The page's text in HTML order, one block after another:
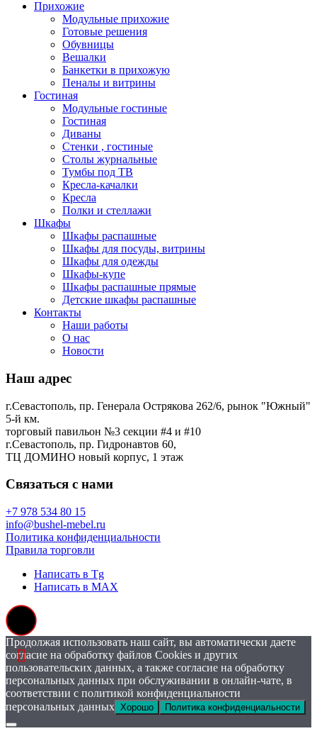
Прихожие
Модульные прихожие
Готовые решения
Обувницы
Вешалки
Банкетки в прихожую
Пеналы и витрины
Гостиная
Модульные гостиные
Гостиная
Диваны
Стенки , гостиные
Столы журнальные
Тумбы под ТВ
Кресла-качалки
Кресла
Полки и стеллажи
Шкафы
Шкафы распашные
Шкафы для посуды, витрины
Шкафы для одежды
Шкафы-купе
Шкафы распашные прямые
Детские шкафы распашные
Контакты
Наши работы
О нас
Новости
Наш адрес
г.Севастополь, пр. Генерала Острякова 262/6, рынок "Южный"
5-й км.
торговый павильон №3 секции #4 и #10
г.Севастополь, пр. Гидронавтов 60,
ТЦ ДОМИНО новый корпус, 1 этаж
Связаться с нами
+7 978 534 80 15
info@bushel-mebel.ru
Политика конфиденциальности
Правила торговли
Написать в Tg
Написать в MAX
Продолжая использовать наш сайт, вы автоматически даете
согласие на обработку файлов Cookies и других
пользовательских данных, а также согласие на обработку
персональных данных при обслуживании в онлайн-чате, в
соответствии с политикой конфиденциальности
персональных данных Хорошо Политика конфиденциальности